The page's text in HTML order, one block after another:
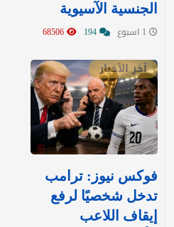
الجنسية الآسيوية
آخر الأخبار
فوكس نيوز: ترامب
تدخل شخصيًا لرفع
إيقاف اللاعب